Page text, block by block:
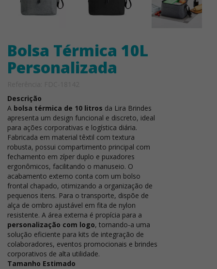
Bolsa Térmica 10L
Personalizada
Descrição
A bolsa térmica de 10 litros da Lira Brindes
apresenta um design funcional e discreto, ideal
para ações corporativas e logística diária.
Fabricada em material têxtil com textura
robusta, possui compartimento principal com
fechamento em zíper duplo e puxadores
ergonômicos, facilitando o manuseio. O
acabamento externo conta com um bolso
frontal chapado, otimizando a organização de
pequenos itens. Para o transporte, dispõe de
alça de ombro ajustável em fita de nylon
resistente. A área externa é propícia para a
personalização com logo, tornando-a uma
solução eficiente para kits de integração de
colaboradores, eventos promocionais e brindes
corporativos de alta utilidade.
Tamanho Estimado